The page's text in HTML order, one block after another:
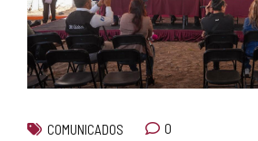
COMUNICADOS 0